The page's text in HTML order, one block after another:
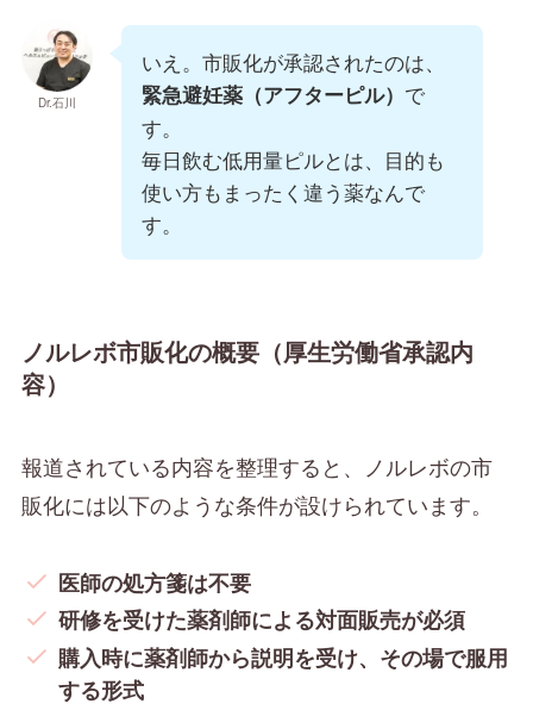
Dr.石川
いえ。市販化が承認されたのは、
緊急避妊薬（アフターピル） で
す。
毎日飲む低用量ピルとは、目的も
使い方もまったく違う薬なんで
す。
ノルレボ市販化の概要（厚生労働省承認内
容）
報道されている内容を整理すると、ノルレボの市
販化には以下のような条件が設けられています。
医師の処方箋は不要
研修を受けた薬剤師による対面販売が必須
購入時に薬剤師から説明を受け、その場で服用
する形式